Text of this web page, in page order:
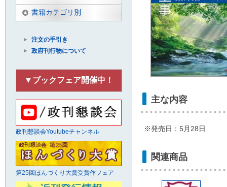
主な内容
※発売日：5月28日
関連商品
書籍カテゴリ別
注文の手引き
政府刊行物について
▼ブックフェア開催中！
政刊懇談会Youtubeチャンネル
第25回ほんづくり大賞受賞作フェア